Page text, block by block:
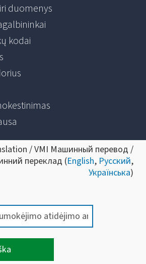
duomenys
kodai
/ VMI Машинный перевод /
переклад (English, Русский,
Українська)